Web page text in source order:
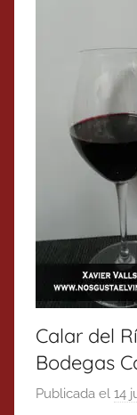
Calar del
Bodegas
Publicada el 14